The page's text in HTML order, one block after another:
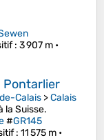
: 3 907 m •
Pontarlier
Calais >Calais
la Suisse.
#GR145
: 11 575 m •